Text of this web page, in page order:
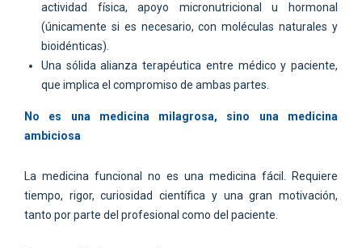
actividad física, apoyo micronutricional u hormonal
(únicamente si es necesario, con moléculas naturales y
bioidénticas).
Una sólida alianza terapéutica entre médico y paciente,
que implica el compromiso de ambas partes.
No es una medicina milagrosa, sino una medicina
ambiciosa
La medicina funcional no es una medicina fácil. Requiere
tiempo, rigor, curiosidad científica y una gran motivación,
tanto por parte del profesional como del paciente.